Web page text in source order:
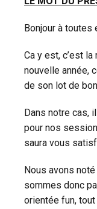
Bonjour à toutes
Ca y est, c’est
nouvelle année,
de son lot de
Dans notre cas,
pour nos
saura vous
Nous avons
sommes donc
orientée fun,